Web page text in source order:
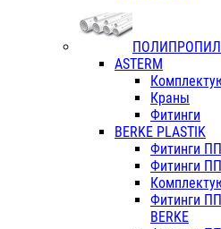
ASTERM
Краны
Фитинги
BERKE PLASTIK
Фитинги
Фитинги
Фитинги
BERKE